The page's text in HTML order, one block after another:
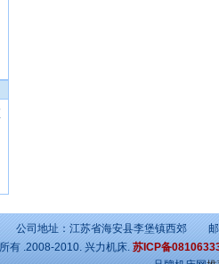
公司地址：江苏省海安县李堡镇西郊
有 .2008-2010. 兴力机床. 苏ICP备